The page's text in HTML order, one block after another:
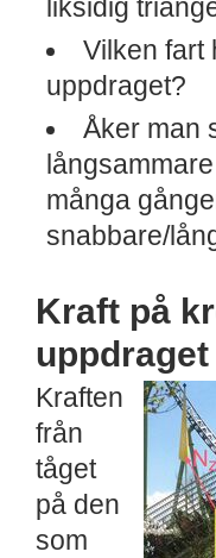
liksidig
Vilken fart
uppdraget?
Åker man
många
snabbare/
Kraft på
uppdraget
Kraften
från
tåget
på den
som